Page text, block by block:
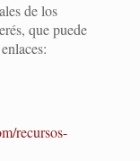
de los
que puede
recursos-